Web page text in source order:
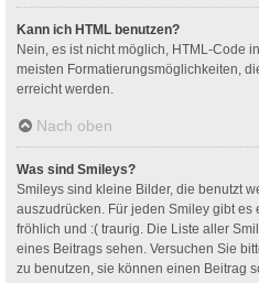
Kann ich HTML benutzen?
Nein, es ist nicht möglich, HTML-Code
meisten Formatierungsmöglichkeiten,
erreicht werden.
Nach oben
Was sind Smileys?
Smileys sind kleine Bilder, die benutzt
auszudrücken. Für jeden Smiley gibt es
fröhlich und :( traurig. Die Liste aller
eines Beitrags sehen. Versuchen Sie
zu benutzen, sie können einen Beitrag